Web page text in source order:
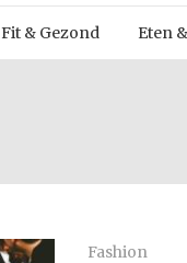
Fit & Gezond Eten
Fashion